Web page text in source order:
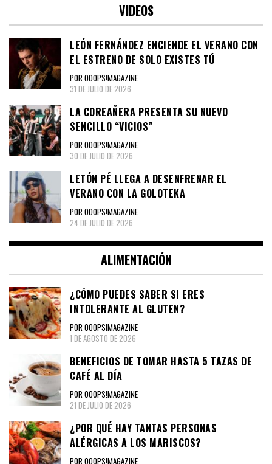
VIDEOS
LEÓN FERNÁNDEZ ENCIENDE EL VERANO CON
EL ESTRENO DE SOLO EXISTES TÚ
POR OOOPS!MAGAZINE
31 DE JULIO DE 2026
LA COREAÑERA PRESENTA SU NUEVO
SENCILLO “VICIOS”
POR OOOPS!MAGAZINE
30 DE JULIO DE 2026
LETÓN PÉ LLEGA A DESENFRENAR EL
VERANO CON LA GOLOTEKA
POR OOOPS!MAGAZINE
24 DE JULIO DE 2026
ALIMENTACIÓN
¿CÓMO PUEDES SABER SI ERES
INTOLERANTE AL GLUTEN?
POR OOOPS!MAGAZINE
1 DE AGOSTO DE 2026
BENEFICIOS DE TOMAR HASTA 5 TAZAS DE
CAFÉ AL DÍA
POR OOOPS!MAGAZINE
21 DE JULIO DE 2026
¿POR QUÉ HAY TANTAS PERSONAS
ALÉRGICAS A LOS MARISCOS?
POR OOOPS!MAGAZINE